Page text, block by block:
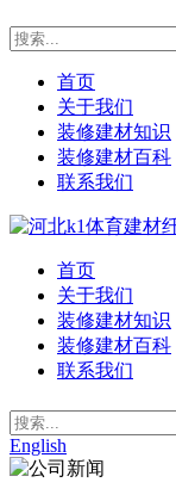
首页
关于我们
装修建材知识
装修建材百科
联系我们
首页
关于我们
装修建材知识
装修建材百科
联系我们
English